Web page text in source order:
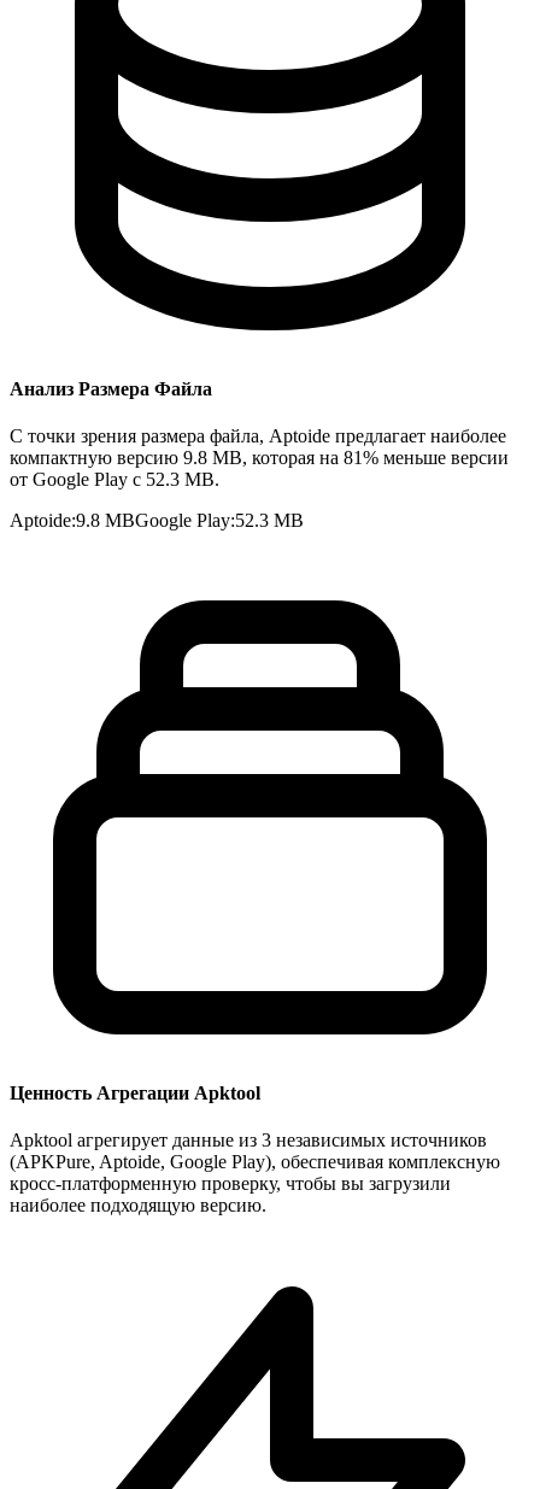
Анализ Размера Файла
С точки зрения размера файла, Aptoide предлагает наиболее
компактную версию 9.8 MB, которая на 81% меньше версии
от Google Play с 52.3 MB.
Aptoide:9.8 MBGoogle Play:52.3 MB
Ценность Агрегации Apktool
Apktool агрегирует данные из 3 независимых источников
(APKPure, Aptoide, Google Play), обеспечивая комплексную
кросс-платформенную проверку, чтобы вы загрузили
наиболее подходящую версию.